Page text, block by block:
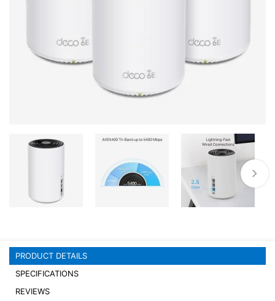
Server equipment
Video conferencing
PC components
PRODUCT DETAILS
SPECIFICATIONS
REVIEWS